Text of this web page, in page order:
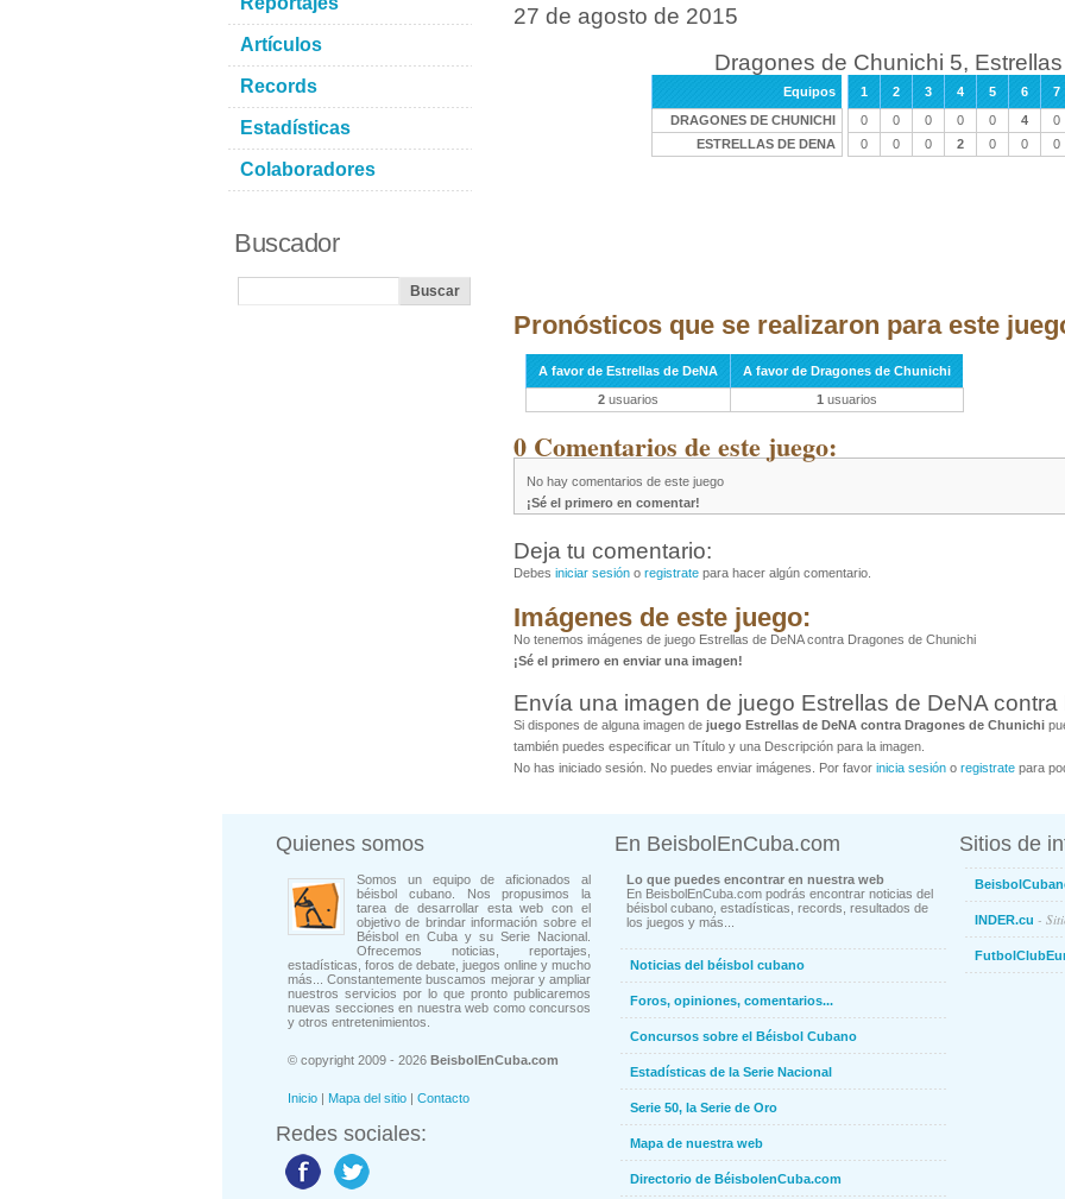
27 de agosto de 2015
Dragones de Chunichi 5,
Equipos 1 2 3 4 5 6 7
DRAGONES DE CHUNICHI
0 0 0 0 0 4 0
ESTRELLAS DE DENA
0 0 0 2 0 0 0
Pronósticos que se realizaron para este
A favor de Estrellas de DeNA
A favor de Dragones de Chunichi
2 usuarios 1 usuarios
0 Comentarios de este juego:
No hay comentarios de este juego
¡Sé el primero en comentar!
Deja tu comentario:
Debes iniciar sesión o registrate para hacer algún comentario.
Imágenes de este juego:
No tenemos imágenes de juego Estrellas de DeNA contra Dragones de Chunichi
¡Sé el primero en enviar una imagen!
Envía una imagen de juego Estrellas de DeNA
Si dispones de alguna imagen de juego Estrellas de DeNA contra Dragones de Chunichi
también puedes especificar un Título y una Descripción para la imagen.
No has iniciado sesión. No puedes enviar imágenes. Por favor inicia sesión o registrate para
Artículos
Records
Estadísticas
Colaboradores
Buscador
Quienes somos
Somos un equipo de aficionados al
béisbol cubano. Nos propusimos la
tarea de desarrollar esta web con el
objetivo de brindar información sobre el
Béisbol en Cuba y su Serie Nacional.
Ofrecemos noticias, reportajes,
estadísticas, foros de debate, juegos online y mucho
más... Constantemente buscamos mejorar y ampliar
nuestros servicios por lo que pronto publicaremos
nuevas secciones en nuestra web como concursos
y otros entretenimientos.
© copyright 2009 - 2026 BeisbolEnCuba.com
Inicio | Mapa del sitio | Contacto
Redes sociales:
En BeisbolEnCuba.com
Lo que puedes encontrar en nuestra web
En BeisbolEnCuba.com podrás encontrar noticias del
béisbol cubano, estadísticas, records, resultados de
los juegos y más...
Noticias del béisbol cubano
Foros, opiniones, comentarios...
Concursos sobre el Béisbol Cubano
Estadísticas de la Serie Nacional
Serie 50, la Serie de Oro
Mapa de nuestra web
Directorio de BéisbolenCuba.com
Sitios de
INDER.cu -